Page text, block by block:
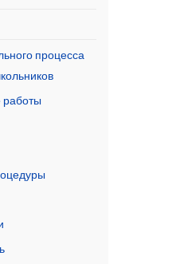
процесса
работы